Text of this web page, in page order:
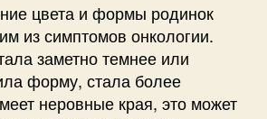
цвета и формы родинок
из симптомов онкологии.
заметно темнее или
форму, стала более
неровные края, это может